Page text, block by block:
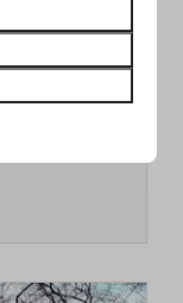
Blauwe
vreemde